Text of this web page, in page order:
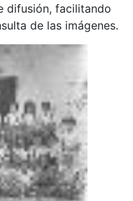
difusión, facilitando
de las imágenes.